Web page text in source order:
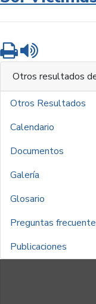
Imprimir
Otros resultados
Otros Resultados
Calendario
Documentos
Galería
Glosario
Preguntas
Publicaciones